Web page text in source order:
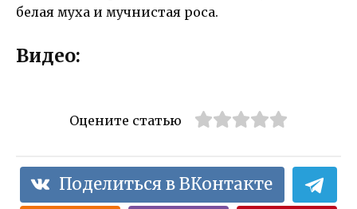
белая муха и мучнистая роса.
Видео:
Оцените статью
Поделиться в ВКонтакте